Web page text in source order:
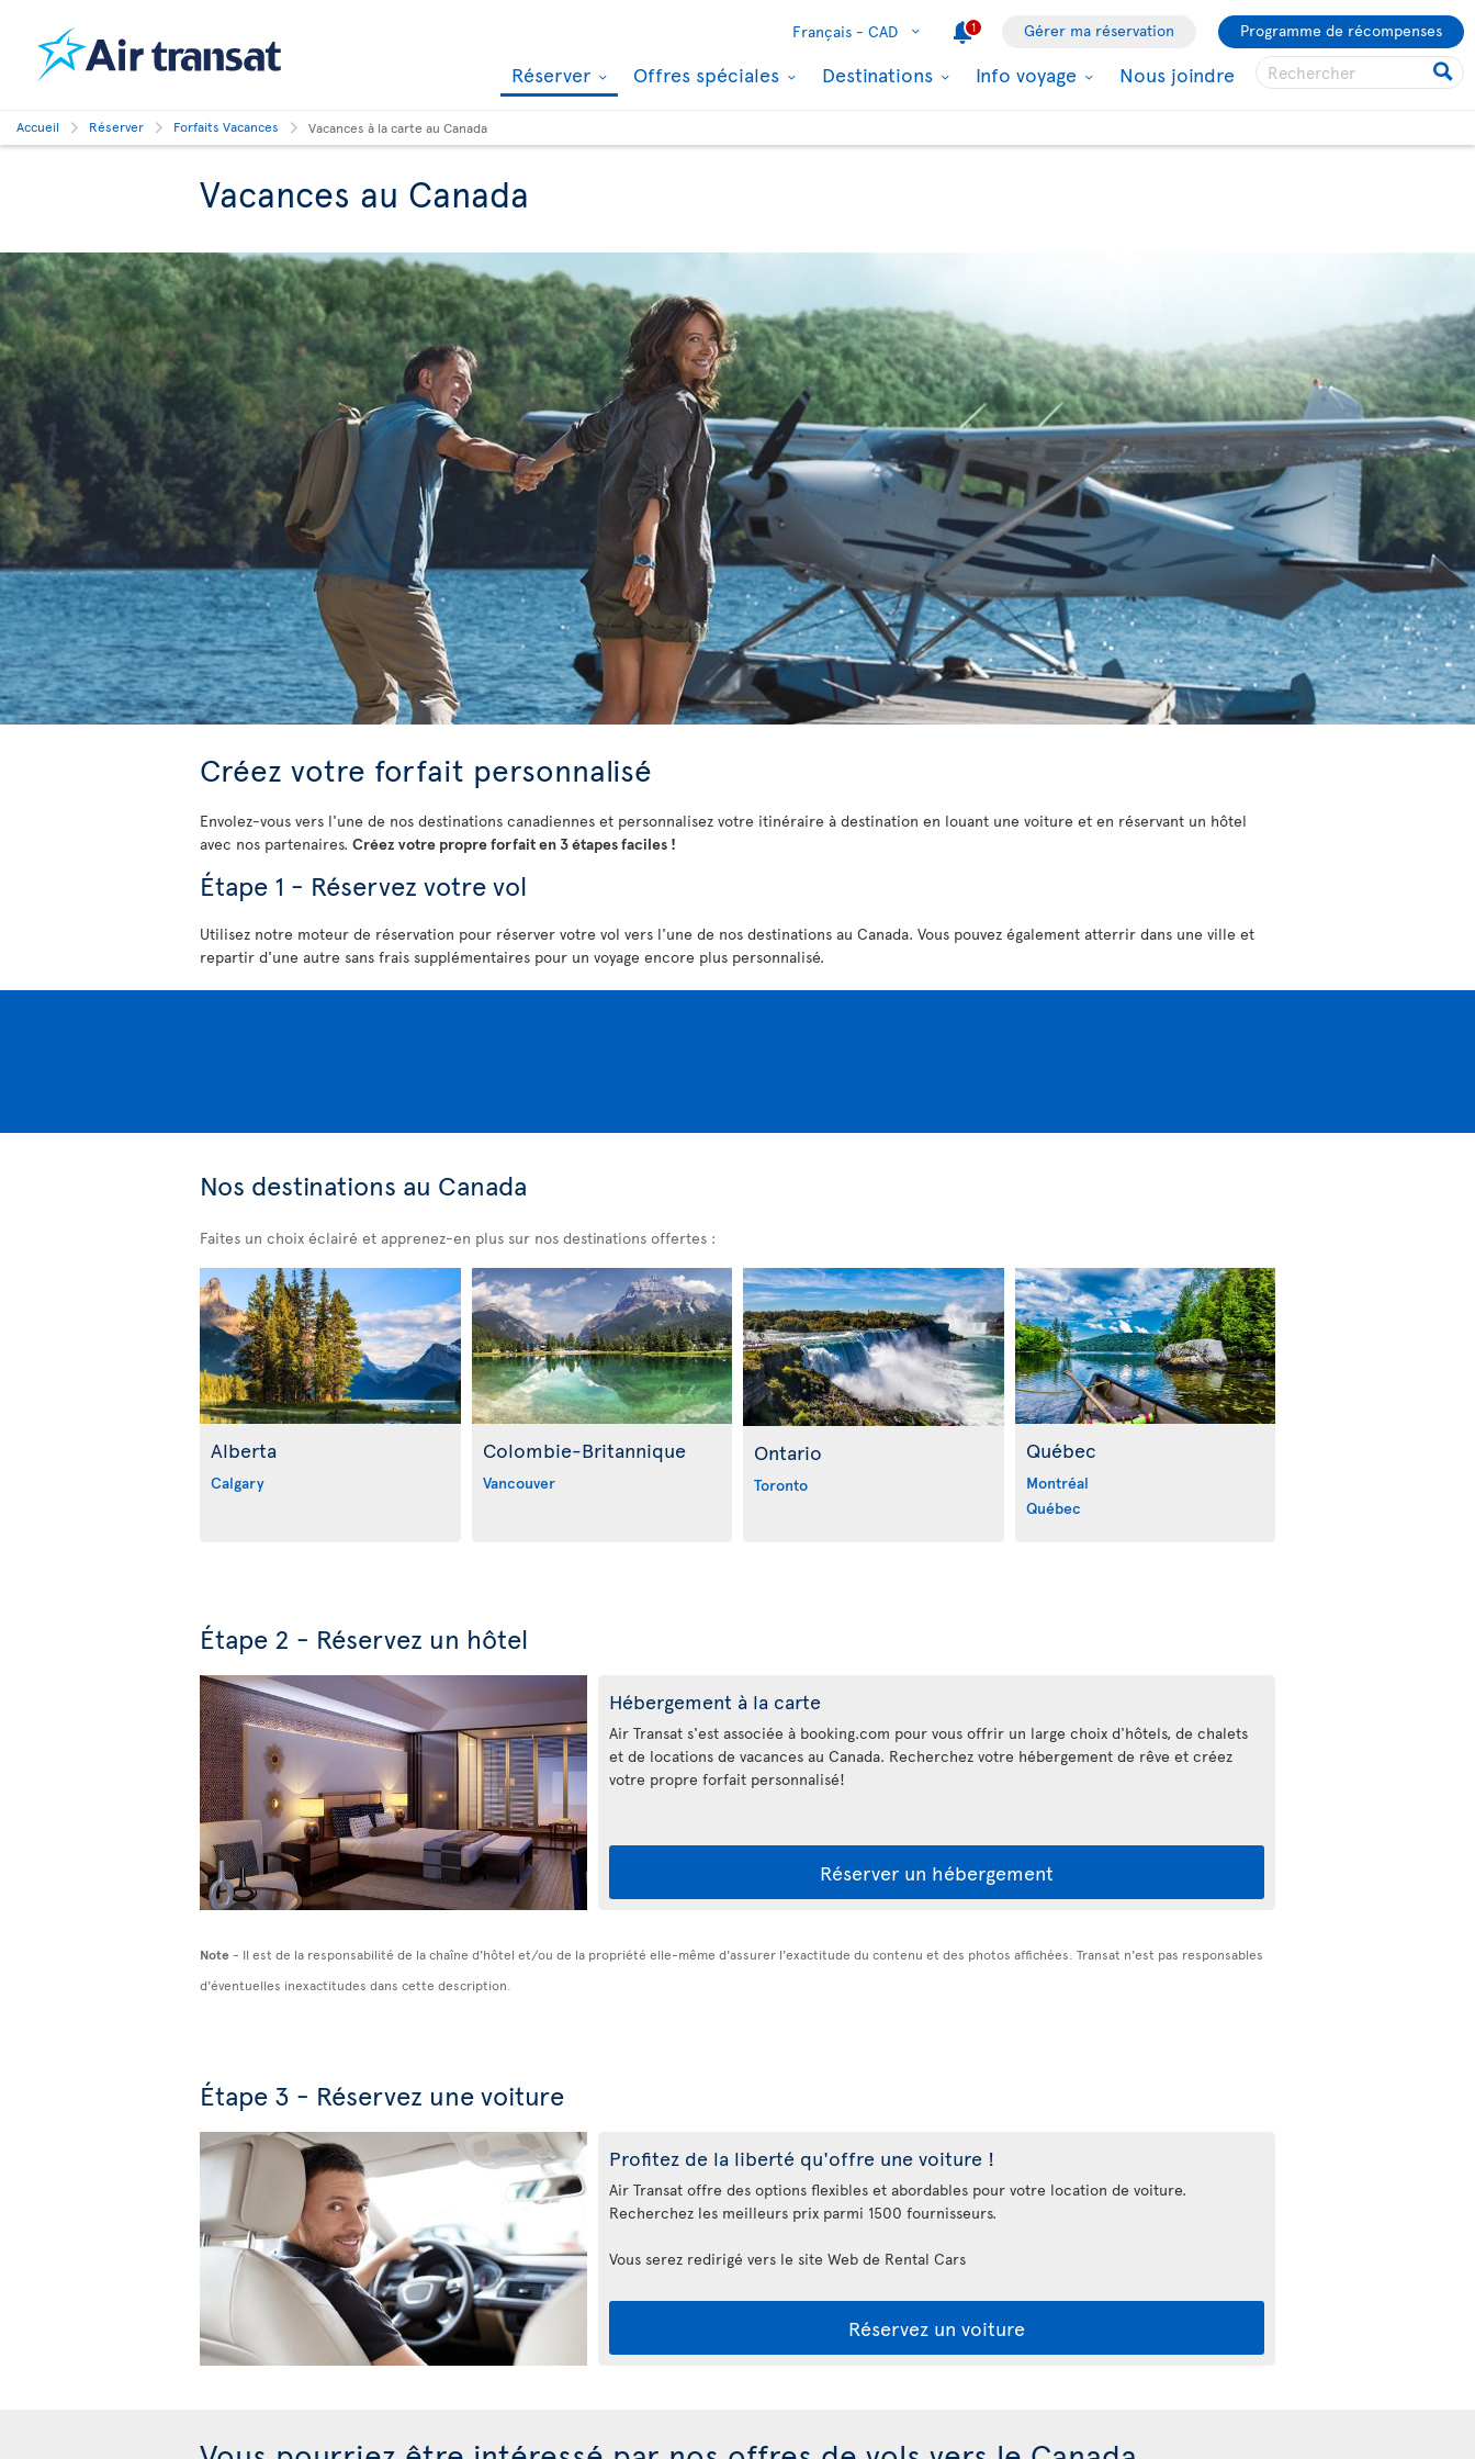
Français - CAD 1 Gérer ma réservation Programme de récompenses
Réserver Offres spéciales Destinations Info voyage Nous joindre
Accueil Réserver Forfaits Vacances Vacances à la carte au Canada
Vacances au Canada
Créez votre forfait personnalisé
Envolez-vous vers l'une de nos destinations canadiennes et personnalisez votre itinéraire à destination en louant une voiture et en réservant un hôtel
avec nos partenaires. Créez votre propre forfait en 3 étapes faciles !
Étape 1 - Réservez votre vol
Utilisez notre moteur de réservation pour réserver votre vol vers l'une de nos destinations au Canada. Vous pouvez également atterrir dans une ville et
repartir d'une autre sans frais supplémentaires pour un voyage encore plus personnalisé.
Nos destinations au Canada
Faites un choix éclairé et apprenez-en plus sur nos destinations offertes :
Alberta
Calgary
Colombie-Britannique
Vancouver
Ontario
Toronto
Québec
Montréal
Québec
Étape 2 - Réservez un hôtel
Hébergement à la carte
Air Transat s'est associée à booking.com pour vous offrir un large choix d'hôtels, de chalets
et de locations de vacances au Canada. Recherchez votre hébergement de rêve et créez
votre propre forfait personnalisé!
Réserver un hébergement
Note - Il est de la responsabilité de la chaîne d'hôtel et/ou de la propriété elle-même d'assurer l'exactitude du contenu et des photos affichées. Transat n'est pas responsables
d'éventuelles inexactitudes dans cette description.
Étape 3 - Réservez une voiture
Profitez de la liberté qu'offre une voiture !
Air Transat offre des options flexibles et abordables pour votre location de voiture.
Recherchez les meilleurs prix parmi 1500 fournisseurs.
Vous serez redirigé vers le site Web de Rental Cars
Réservez un voiture